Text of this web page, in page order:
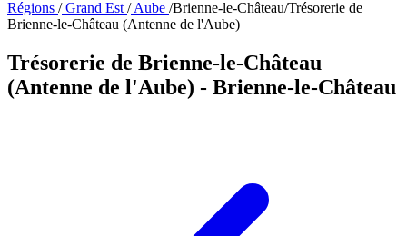
Régions /Grand Est /Aube /Brienne-le-Château/Trésorerie de
Brienne-le-Château (Antenne de l'Aube)
Trésorerie de Brienne-le-Château
(Antenne de l'Aube) - Brienne-le-Château